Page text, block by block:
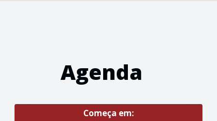
Agenda
Começa em: